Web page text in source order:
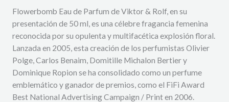
Flowerbomb Eau de Parfum de Viktor & Rolf, en su
presentación de 50 ml, es una célebre fragancia femenina
reconocida por su opulenta y multifacética explosión floral.
Lanzada en 2005, esta creación de los perfumistas Olivier
Polge, Carlos Benaim, Domitille Michalon Bertier y
Dominique Ropion se ha consolidado como un perfume
emblemático y ganador de premios, como el FiFi Award
Best National Advertising Campaign / Print en 2006.